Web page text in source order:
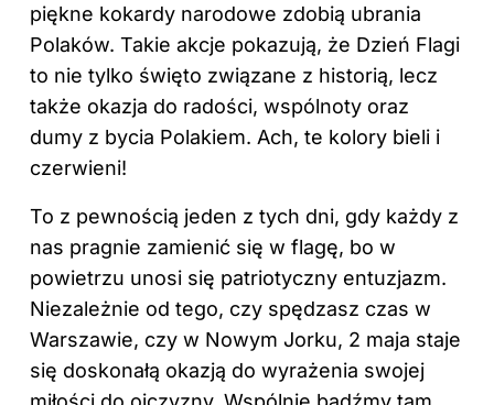
piękne kokardy narodowe zdobią ubrania
Polaków. Takie akcje pokazują, że Dzień Flagi
to nie tylko święto związane z historią, lecz
także okazja do radości, wspólnoty oraz
dumy z bycia Polakiem. Ach, te kolory bieli i
czerwieni!
To z pewnością jeden z tych dni, gdy każdy z
nas pragnie zamienić się w flagę, bo w
powietrzu unosi się patriotyczny entuzjazm.
Niezależnie od tego, czy spędzasz czas w
Warszawie, czy w Nowym Jorku, 2 maja staje
się doskonałą okazją do wyrażenia swojej